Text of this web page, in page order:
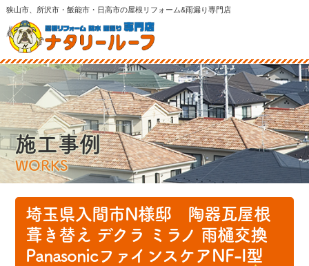
狭山市、所沢市・飯能市・日高市の屋根リフォーム&雨漏り専門店
施工事例
WORKS
埼玉県入間市N様邸 陶器瓦屋根
葺き替え デクラ ミラノ 雨樋交換
PanasonicファインスケアNF-I型